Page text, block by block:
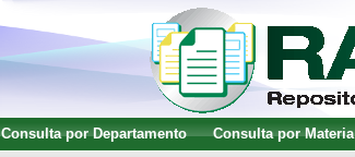
Consulta por Departamento Consulta por Materia